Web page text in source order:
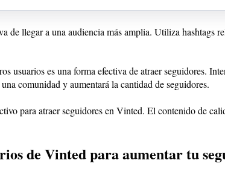
de llegar a una audiencia más amplia. Utiliza hashtags
usuarios es una forma efectiva de atraer seguidores.
comunidad y aumentará la cantidad de seguidores.
para atraer seguidores en Vinted. El contenido de
de Vinted para aumentar tu